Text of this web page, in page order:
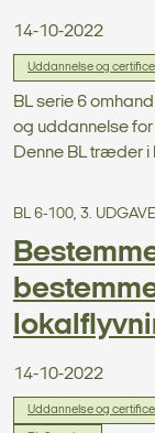
14-10-2022
Uddannelse og
BL serie 6
og uddannelse for
Denne BL træder i
BL 6-100, 3.
14-10-2022
Uddannelse og